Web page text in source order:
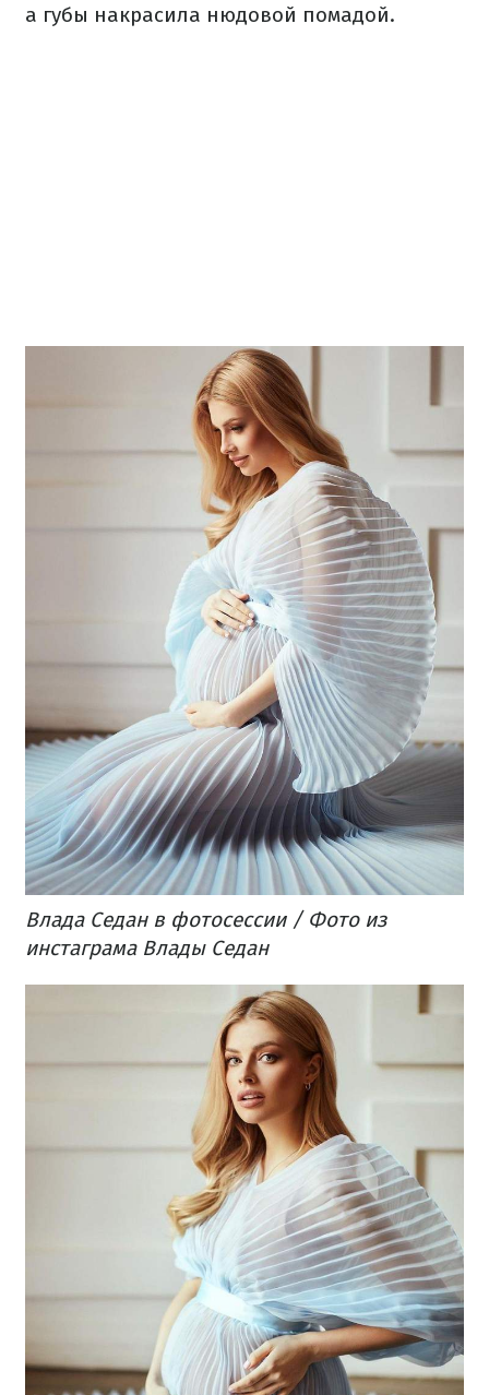
а губы накрасила нюдовой помадой.
Влада Седан в фотосессии / Фото из
инстаграма Влады Седан